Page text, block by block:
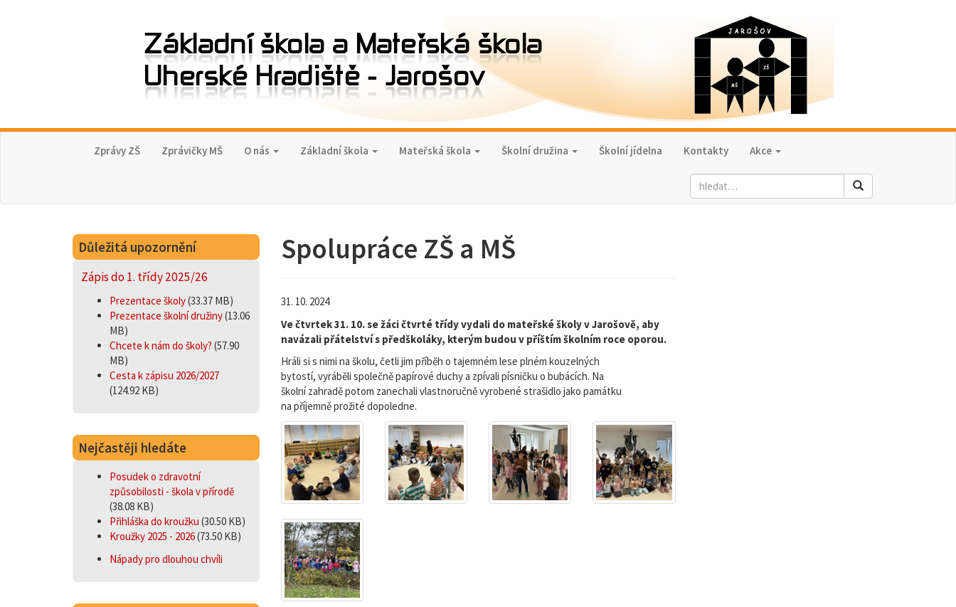
Zprávy ZŠ Zprávičky MŠ O nás Základní škola Mateřská škola Školní družina Školní jídelna Kontakty Akce
Spolupráce ZŠ a MŠ
31. 10. 2024
Ve čtvrtek 31. 10. se žáci čtvrté třídy vydali do mateřské školy v Jarošově, aby
navázali přátelství s předškoláky, kterým budou v příštím školním roce oporou.
Hráli si s nimi na školu, četli jim příběh o tajemném lese plném kouzelných
bytostí, vyráběli společně papírové duchy a zpívali písničku o bubácích. Na
školní zahradě potom zanechali vlastnoručně vyrobené strašidlo jako památku
na příjemně prožité dopoledne.
Důležitá upozornění
Zápis do 1. třídy 2025/26
Prezentace školy(33.37 MB)
Prezentace školní družiny(13.06
MB)
Chcete k nám do školy? (57.90
MB)
Cesta k zápisu 2026/2027
(124.92 KB)
Nejčastěji hledáte
Posudek o zdravotní
způsobilosti - škola v přírodě
(38.08 KB)
Přihláška do kroužku (30.50 KB)
Kroužky 2025 - 2026(73.50 KB)
Nápady pro dlouhou chvíli